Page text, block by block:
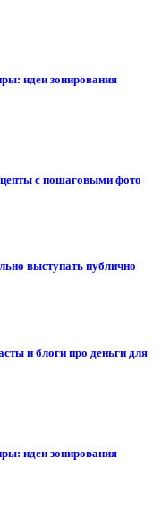
идеи зонирования
с пошаговыми фото
выступать публично
и блоги про деньги для
идеи зонирования